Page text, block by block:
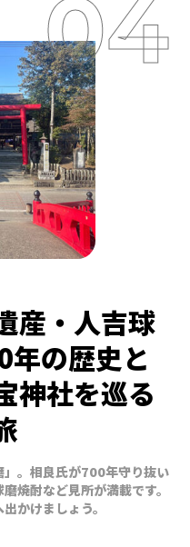
産・人吉球
の歴史と
神社を巡る
」。相良氏が700年守り抜い
焼酎など見所が満載です。
かけましょう。